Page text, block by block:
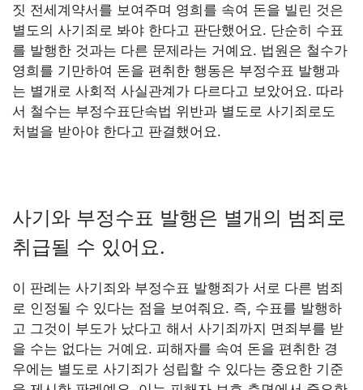
짓 전세계약서를 보여주며 영희를 속여 돈을 빌린 것은
별도의 사기죄로 봐야 한다고 판단했어요. 단순히 수표
를 발행한 것과는 다른 문제라는 거예요. 법원은 철수가
영희를 기만하여 돈을 편취한 행동은 부정수표 발행과
는 별개로 사회적 사실관계가 다르다고 보았어요. 따라
서 철수는 부정수표단속법 위반과 별도로 사기죄로도
처벌을 받아야 한다고 판결했어요.
사기와 부정수표 발행은 별개의 범죄로
취급될 수 있어요.
이 판례는 사기죄와 부정수표 발행죄가 서로 다른 범죄
로 인정될 수 있다는 점을 보여줘요. 즉, 수표를 발행하
고 그것이 부도가 났다고 해서 사기죄까지 면죄부를 받
을 수는 없다는 거예요. 피해자를 속여 돈을 편취한 경
우에는 별도로 사기죄가 성립할 수 있다는 중요한 기준